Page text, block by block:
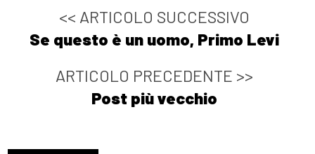
<< ARTICOLO SUCCESSIVO
Se questo è un uomo, Primo Levi
ARTICOLO PRECEDENTE >>
Post più vecchio